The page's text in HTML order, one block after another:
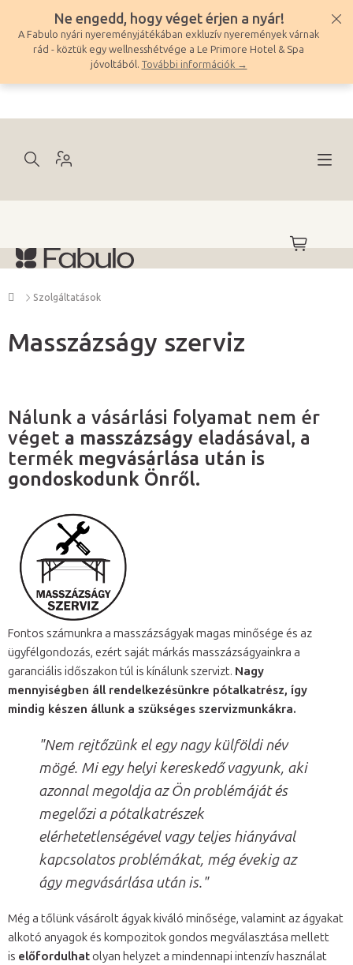
tartalomhoz
Ne engedd, hogy véget érjen a nyár!
A Fabulo nyári nyereményjátékában exkluzív nyeremények várnak
rád - köztük egy wellnesshétvége a Le Primore Hotel & Spa
jóvoltából. További információk →
KOSÁR
Kezdőlap
Szolgáltatások
Masszázságy szerviz
Nálunk a vásárlási folyamat nem ér
véget a masszázságy eladásával, a
termék megvásárlása után is
gondoskodunk Önről.
Fontos számunkra a masszázságyak magas minősége és az
ügyfélgondozás, ezért saját márkás masszázságyainkra a
garanciális időszakon túl is kínálunk szervizt. Nagy
mennyiségben áll rendelkezésünkre pótalkatrész, így
mindig készen állunk a szükséges szervizmunkákra.
"Nem rejtőzünk el egy nagy külföldi név
mögé. Mi egy helyi kereskedő vagyunk, aki
azonnal megoldja az Ön problémáját és
megelőzi a pótalkatrészek
elérhetetlenségével vagy teljes hiányával
kapcsolatos problémákat, még évekig az
ágy megvásárlása után is."
Még a tőlünk vásárolt ágyak kiváló minősége, valamint az ágyakat
alkotó anyagok és kompozitok gondos megválasztása mellett
is előfordulhatolyan helyzet a mindennapi intenzív használat